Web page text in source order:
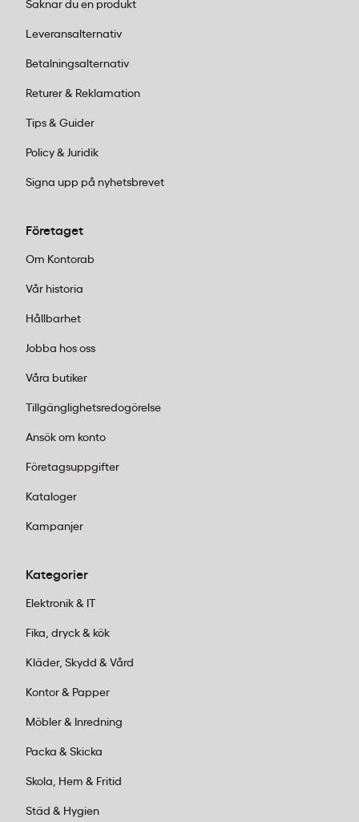
Saknar du en produkt
Leveransalternativ
Betalningsalternativ
Returer & Reklamation
Tips & Guider
Policy & Juridik
Signa upp på nyhetsbrevet
Företaget
Om Kontorab
Vår historia
Hållbarhet
Jobba hos oss
Våra butiker
Tillgänglighetsredogörelse
Ansök om konto
Företagsuppgifter
Kataloger
Kampanjer
Kategorier
Elektronik & IT
Fika, dryck & kök
Kläder, Skydd & Vård
Kontor & Papper
Möbler & Inredning
Packa & Skicka
Skola, Hem & Fritid
Städ & Hygien